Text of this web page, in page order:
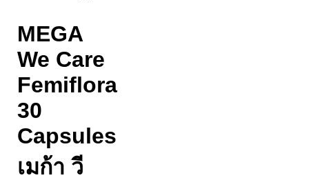
MEGA
We Care
Femiflora
30
Capsules
เมก้า วี